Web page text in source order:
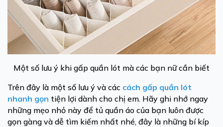
Một số lưu ý khi gấp quần lót mà các bạn nữ cần biết
Trên đây là một số lưu ý và các cách gấp quần lót
nhanh gọn tiện lợi dành cho chị em. Hãy ghi nhớ ngay
những mẹo nhỏ này để tủ quần áo của bạn luôn được
gọn gàng và dễ tìm kiếm nhất nhé, đây là những bí kíp